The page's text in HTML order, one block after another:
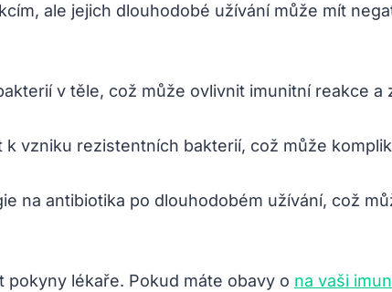
ale jejich dlouhodobé užívání může mít
v těle, což může ovlivnit imunitní reakce
vzniku rezistentních bakterií, což může
na antibiotika po dlouhodobém užívání, což
lékaře. Pokud máte obavy o na vaši